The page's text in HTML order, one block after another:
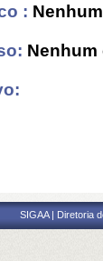
:
SIGAA | Diretoria